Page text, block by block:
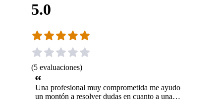
5.0
(5 evaluaciones)
Una profesional muy comprometida me ayudo
un montón a resolver dudas en cuanto a una